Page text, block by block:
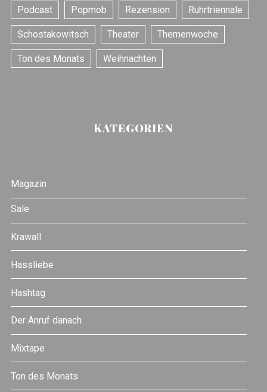
Podcast Popmob Rezension Ruhrtriennale
Schostakowitsch Theater Themenwoche
Ton des Monats Weihnachten
KATEGORIEN
Magazin
Sale
Krawall
Hassliebe
Hashtag
Der Anruf danach
Mixtape
Ton des Monats
r
c
h
f
o